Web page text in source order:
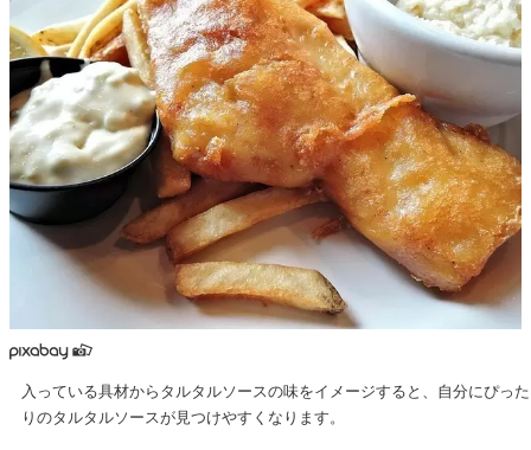
入っている具材からタルタルソースの味をイメージすると、自分にぴった
りのタルタルソースが見つけやすくなります。